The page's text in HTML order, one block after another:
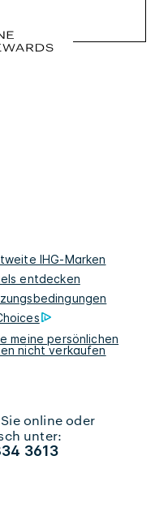
IHG-Marken
entdecken
meine persönlichen
nicht verkaufen
online oder
unter:
3613